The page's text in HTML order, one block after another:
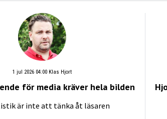
1 jul 2026 04:00 Klas Hjort
för media kräver hela bilden
är inte att tänka åt läsaren